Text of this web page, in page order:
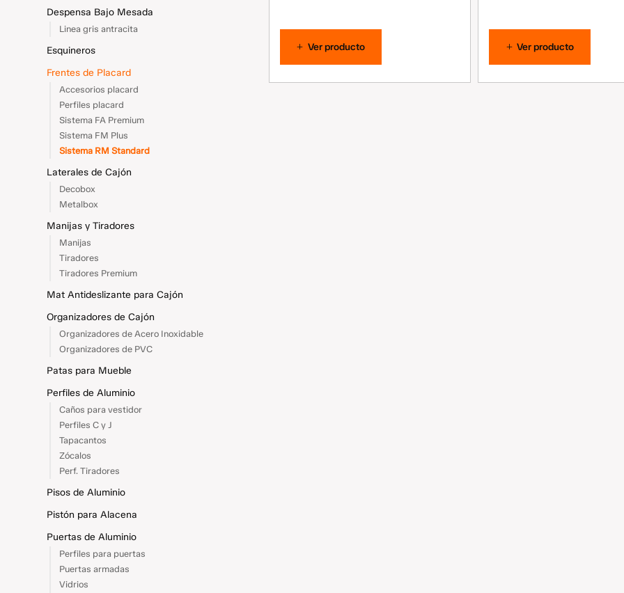
Despensa Bajo Mesada
Linea gris antracita
Esquineros
Frentes de Placard
Accesorios placard
Perfiles placard
Sistema FA Premium
Sistema FM Plus
Sistema RM Standard
Laterales de Cajón
Decobox
Metalbox
Manijas y Tiradores
Manijas
Tiradores
Tiradores Premium
Mat Antideslizante para Cajón
Organizadores de Cajón
Organizadores de Acero Inoxidable
Organizadores de PVC
Patas para Mueble
Perfiles de Aluminio
Caños para vestidor
Perfiles C y J
Tapacantos
Zócalos
Perf. Tiradores
Pisos de Aluminio
Pistón para Alacena
Puertas de Aluminio
Perfiles para puertas
Puertas armadas
Vidrios
Ver producto Ver producto